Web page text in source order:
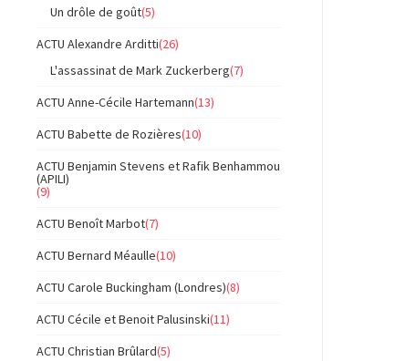
Un drôle de goût(5)
ACTU Alexandre Arditti(26)
L'assassinat de Mark Zuckerberg(7)
ACTU Anne-Cécile Hartemann(13)
ACTU Babette de Rozières(10)
ACTU Benjamin Stevens et Rafik Benhammou
(APILI)
(9)
ACTU Benoît Marbot(7)
ACTU Bernard Méaulle(10)
ACTU Carole Buckingham (Londres)(8)
ACTU Cécile et Benoit Palusinski(11)
ACTU Christian Brûlard(5)